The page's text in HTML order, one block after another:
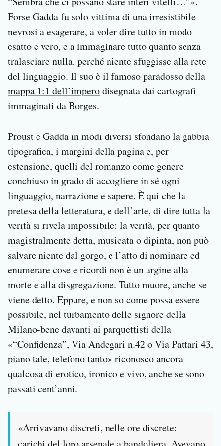
Forse Gadda fu solo vittima di una irresistibile
nevrosi a esagerare, a voler dire tutto in modo
esatto e vero, e a immaginare tutto quanto senza
tralasciare nulla, perché niente sfuggisse alla rete
del linguaggio. Il suo è il famoso paradosso della
mappa 1:1 dell’imperodisegnata dai cartografi
immaginati da Borges.
Proust e Gadda in modi diversi sfondano la gabbia
tipografica, i margini della pagina e, per
estensione, quelli del romanzo come genere
conchiuso in grado di accogliere in sé ogni
linguaggio, narrazione e sapere. È qui che la
pretesa della letteratura, e dell’arte, di dire tutta la
verità si rivela impossibile: la verità, per quanto
magistralmente detta, musicata o dipinta, non può
salvare niente dal gorgo, e l’atto di nominare ed
enumerare cose e ricordi non è un argine alla
morte e alla disgregazione. Tutto muore, anche se
viene detto. Eppure, e non so come possa essere
possibile, nel turbamento delle signore della
Milano-bene davanti ai parquettisti della
«“Confidenza”, Via Andegari n.42 o Via Pattari 43,
piano tale, telefono tanto» riconosco ancora
qualcosa di erotico, ironico e vivo, anche se sono
passati cent’anni.
«Arrivavano discreti, nelle ore discrete:
carichi del loro arsenale a bandoliera. Avevano